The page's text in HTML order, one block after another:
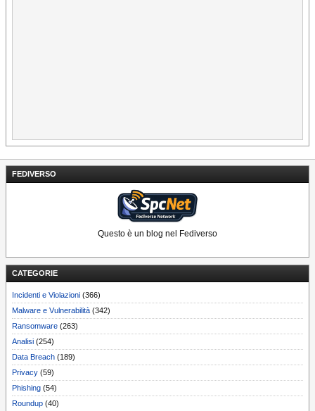
FEDIVERSO
Questo è un blog nel Fediverso
CATEGORIE
Incidenti e Violazioni (366)
Malware e Vulnerabilità (342)
Ransomware (263)
Analisi (254)
Data Breach (189)
Privacy (59)
Phishing (54)
Roundup (40)